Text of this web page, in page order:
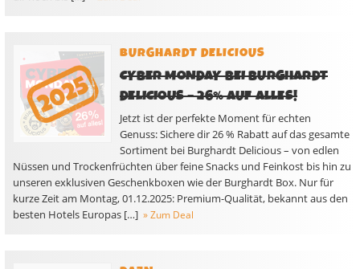
BURGHARDT DELICIOUS
CYBER MONDAY BEI BURGHARDT
DELICIOUS – 26% AUF ALLES!
Jetzt ist der perfekte Moment für echten
Genuss: Sichere dir 26 % Rabatt auf das gesamte
Sortiment bei Burghardt Delicious – von edlen
Nüssen und Trockenfrüchten über feine Snacks und Feinkost bis hin zu
unseren exklusiven Geschenkboxen wie der Burghardt Box. Nur für
kurze Zeit am Montag, 01.12.2025: Premium-Qualität, bekannt aus den
besten Hotels Europas […] » Zum Deal